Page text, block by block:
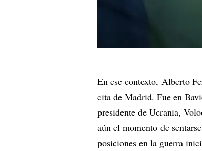
En ese contexto, Alberto
cita de Madrid. Fue en
presidente de Ucrania,
aún el momento de
posiciones en la guerra